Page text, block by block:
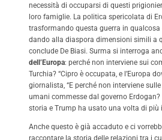
necessità di occuparsi di questi
loro famiglie. La politica spericolata di
trasformando questa guerra in qualcosa
dando alla diaspora dimensioni simili a
conclude De Biasi. Surma si interroga
dell’Europa: perché non interviene sui
Turchia? “Cipro è occupata, e l’Europa
giornalista, “E perché non interviene
umani commesse dal governo Erdogan?
storia e Trump ha usato una volta di più
Anche questo è già accaduto e ci
raccontare la storia delle relazioni tra i